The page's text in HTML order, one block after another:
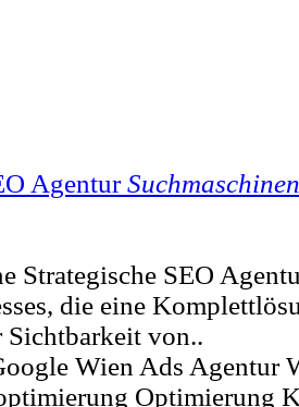
Agentur
Strategische SEO
die eine
von..
Wien Ads Agentur
Optimierung